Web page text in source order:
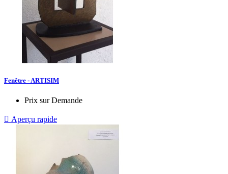
Fenêtre - ARTISIM
Prix sur Demande
 Aperçu rapide